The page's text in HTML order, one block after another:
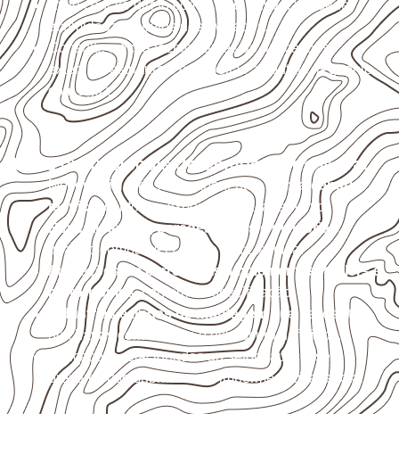
Evite contato direto com o solo, chuva, umidade
acumulada e apoios desnivelados.
Consulte a ficha técnica antes de aplicações
externas, estruturais ou sujeitas a contato frequente
com água.
Usos profissionais do Compensado Naval
Móveis, divisórias e componentes de
marcenaria
técnica
, conforme exposição e acabamento.
Revestimentos, paredes, pisos e divisórias ,
quando compatíveis com a ficha técnica.
Aplicações emcarrocerias, implementos, trailers e
motorhomes, conforme especificação.
Indústrias e linhas de montagem que necessitam
de chapas com formato e espessura definidos.
Aplicações relacionadas ao setor náutico, sem
presumir uso submerso ou impermeabilidade total.